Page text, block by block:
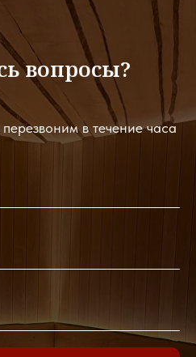
вопросы?
в течение часа